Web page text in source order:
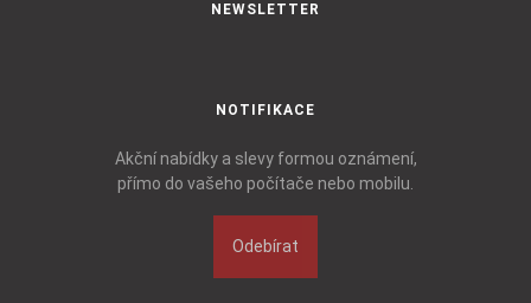
NEWSLETTER
NOTIFIKACE
Akční nabídky a slevy formou oznámení,
přímo do vašeho počítače nebo mobilu.
Odebírat